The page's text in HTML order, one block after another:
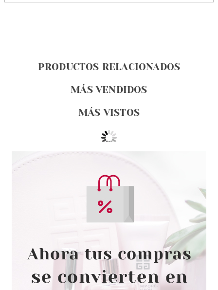
PRODUCTOS RELACIONADOS
MÁS VENDIDOS
MÁS VISTOS
CLARINS
CLARINS EXTRA FIRMING JOUR
COLLAGEN PARA TODO TIPO
DE PIELES 50 ML RECARGA